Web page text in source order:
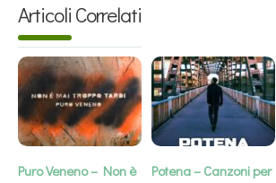
Articoli Correlati
Puro Veneno – Non è
Potena – Canzoni per